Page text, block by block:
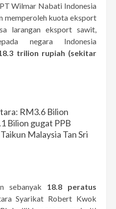
Wilmar Nabati Indonesia
memperoleh kuota eksport
larangan eksport sawit,
negara Indonesia
trilion rupiah (sekitar
RM3.6 Bilion
Bilion gugat PPB
Malaysia Tan Sri
sebanyak 18.8 peratus
Syarikat Robert Kwok